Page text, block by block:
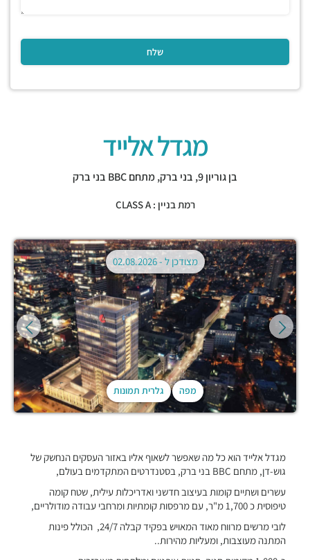
מגדל אלייד
בן גוריון 9, בני ברק,מתחם BBC בני ברק
רמת בניין : CLASS A
מפה גלרית תמונות
מצודכן ל -02.08.2026
מגדל אלייד הוא כל מה שאפשר לשאוף אליו באזור העסקים הנחשק של
גוש-דן, מתחם BBC בני ברק, בסטנדרטים המתקדמים בעולם,
‬עשרים ושתיים קומות‭ ‬בעיצוב‭ ‬חדשני‭ ‬ואדריכלות‭
‬טיפוסית‭ ‬כ‭ ‬1,700‭ ‬מ‭"‬ר, עם מרפסות קומתיות ו
מרחבי עבודה מודולריים,
לובי מרשים מרווח מאוד המאויש בפקיד קבלה 24/7, הכולל פינות
המתנה מעוצבות, ומעליות מהירות..